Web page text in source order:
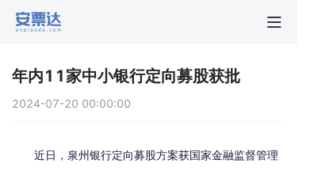
年内11家中小银行定向募股获批
2024-07-20 00:00:00
近日，泉州银行定向募股方案获国家金融监督管理